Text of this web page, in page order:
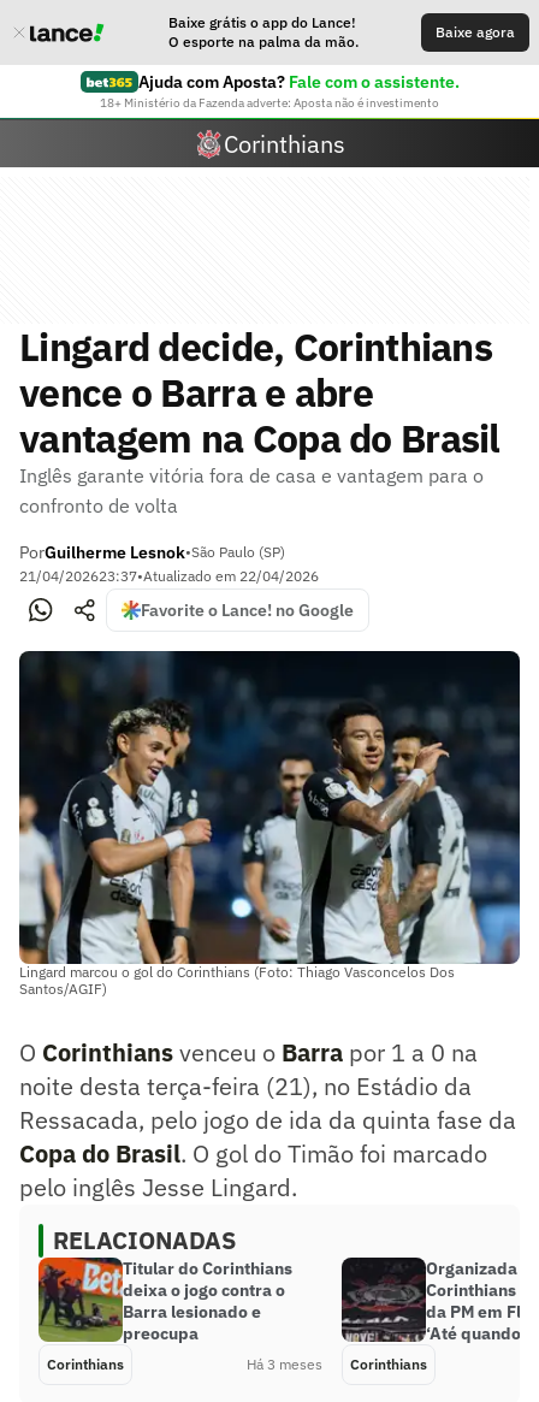
Baixe grátis o app do Lance!
O esporte na palma da mão.
Baixe agora
Ajuda com Aposta? Fale com o assistente.
18+ Ministério da Fazenda adverte: Aposta não é investimento
Corinthians
Lingard decide, Corinthians
vence o Barra e abre
vantagem na Copa do Brasil
Inglês garante vitória fora de casa e vantagem para o
confronto de volta
PorGuilherme Lesnok•São Paulo (SP)
21/04/202623:37•Atualizado em 22/04/2026
Favorite o Lance! no Google
Lingard marcou o gol do Corinthians (Foto: Thiago Vasconcelos Dos
Santos/AGIF)
O Corinthiansvenceu o Barra por 1 a 0 na
noite desta terça-feira (21), no Estádio da
Ressacada, pelo jogo de ida da quinta fase da
Copa do Brasil. O gol do Timão foi marcado
pelo inglês Jesse Lingard.
RELACIONADAS
Titular do Corinthians
deixa o jogo contra o
Barra lesionado e
preocupa
Corinthians Há 3 meses
Organizada
Corinthians
da PM em
‘Até quando?’
Corinthians